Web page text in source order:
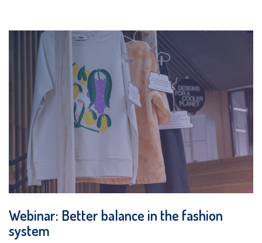
Webinar: Better balance in the fashion
system